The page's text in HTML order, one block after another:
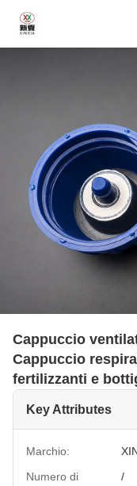
Cappuccio
Cappuccio
fertilizzanti e
Key Attributes
Marchio:
Numero di
/